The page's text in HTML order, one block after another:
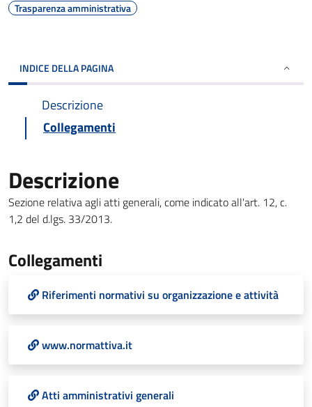
Trasparenza amministrativa
INDICE DELLA PAGINA
Descrizione
Collegamenti
Descrizione
Sezione relativa agli atti generali, come indicato all'art. 12, c.
1,2 del d.lgs. 33/2013.
Collegamenti
Riferimenti normativi su organizzazione e attività
www.normattiva.it
Atti amministrativi generali